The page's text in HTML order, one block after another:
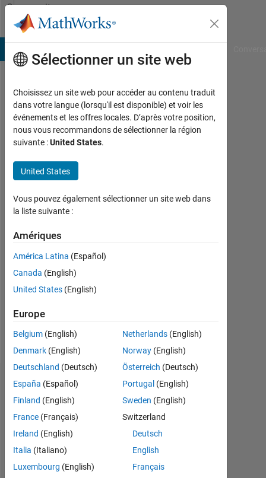
Passer au contenu
Community
Profile
Oliver
Global
Maritime
Actif
2016
0
Following:
0
Message
Tableau de bord
MATLAB Answers
Sélectionner un site web
Choisissez un site web pour accéder au contenu traduit
dans votre langue (lorsqu'il est disponible) et voir les
événements et les offres locales. D’après votre position,
nous vous recommandons de sélectionner la région
suivante :United States.
United States
Vous pouvez également sélectionner un site web dans
la liste suivante :
Amériques
América Latina (Español)
Canada (English)
United States (English)
Europe
Belgium (English)
Denmark (English)
Deutschland (Deutsch)
España (Español)
Finland (English)
France (Français)
Ireland (English)
Italia (Italiano)
Luxembourg (English)
Netherlands(English)
Norway(English)
Österreich (Deutsch)
Portugal (English)
Sweden (English)
Switzerland
Deutsch
English
Français